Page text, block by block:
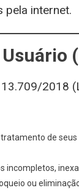
pela internet.
2018
de seus
incompletos,
ou